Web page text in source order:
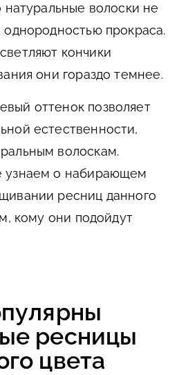
натуральные волоски не
однородностью прокраса.
кончики
они гораздо темнее.
оттенок позволяет
естественности,
волоскам.
узнаем о набирающем
ресниц данного
кому они подойдут
ресницы
цвета